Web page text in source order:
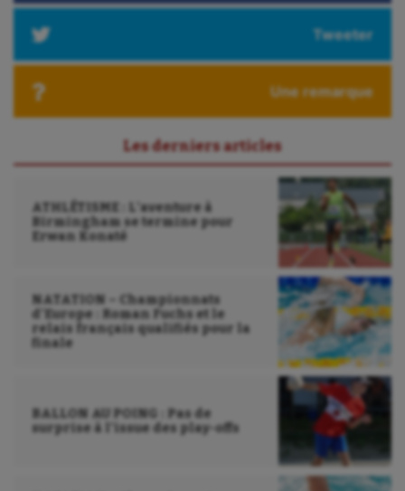
Triathlon
Voile
Wakeboard
Tweeter
Une remarque
Les derniers articles
ATHLÉTISME : L’aventure à
Birmingham se termine pour
Erwan Konaté
NATATION – Championnats
d’Europe : Roman Fuchs et le
relais français qualifiés pour la
finale
BALLON AU POING : Pas de
surprise à l’issue des play-offs